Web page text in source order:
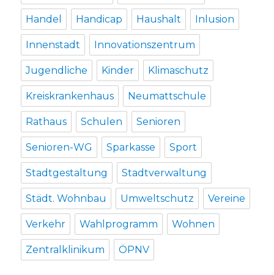
Handel Handicap Haushalt Inlusion
Innenstadt Innovationszentrum
Jugendliche Kinder Klimaschutz
Kreiskrankenhaus Neumattschule
Rathaus Schulen Senioren
Senioren-WG Sparkasse Sport
Stadtgestaltung Stadtverwaltung
Städt. Wohnbau Umweltschutz Vereine
Verkehr Wahlprogramm Wohnen
Zentralklinikum ÖPNV